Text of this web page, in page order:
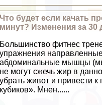
Что будет если качать
минут? Изменения за 30
Большинство фитнес
упражнения
абдоминальные мышцы
не могут сжечь жир в
убрать живот и привести
кубиков». Мнен......